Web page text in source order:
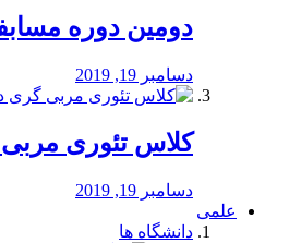
دومین دوره
دسامبر 19, 2019
کلاس تئوری مربی
دسامبر 19, 2019
علمی
دانشگاه ها